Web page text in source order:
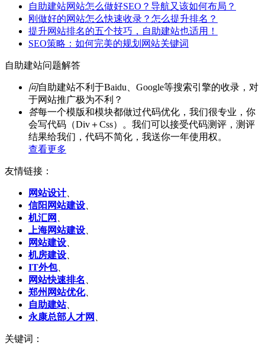
自助建站网站怎么做好SEO？导航又该如何布局？
刚做好的网站怎么快速收录？怎么提升排名？
提升网站排名的五个技巧，自助建站也适用！
SEO策略：如何完美的规划网站关键词
自助建站问题解答
问自助建站不利于Baidu、Google等搜索引擎的收录，对
于网站推广极为不利？
答每一个模版和模块都做过代码优化，我们很专业，你
会写代码（Div＋Css）。我们可以接受代码测评，测评
结果给我们，代码不简化，我送你一年使用权。
查看更多
友情链接：
网站设计、
信阳网站建设、
机汇网 、
上海网站建设、
网站建设、
机房建设、
IT外包、
网站快速排名 、
郑州网站优化、
自助建站、
永康总部人才网 、
关键词：